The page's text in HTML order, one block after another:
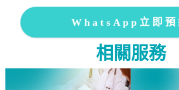
WhatsApp立即預
相關服務